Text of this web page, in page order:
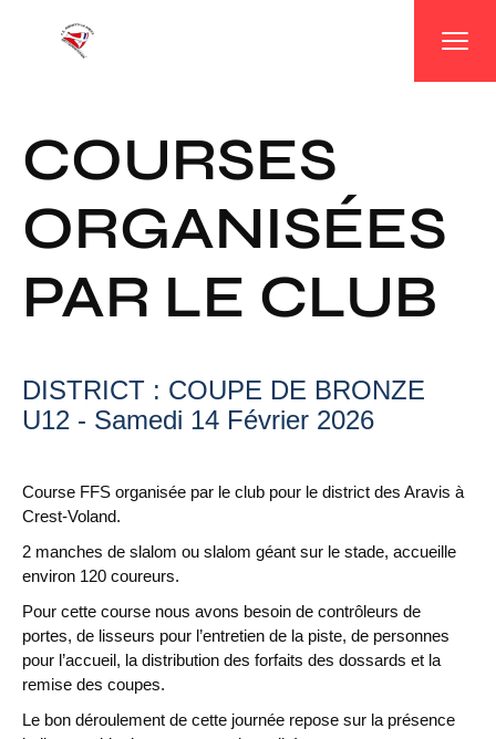
COURSES
ORGANISÉES
PAR LE CLUB
DISTRICT : COUPE DE BRONZE
U12 - Samedi 14 Février 2026
Course FFS organisée par le club pour le district des Aravis à
Crest-Voland.
2 manches de slalom ou slalom géant sur le stade, accueille
environ 120 coureurs.
Pour cette course nous avons besoin de contrôleurs de
portes, de lisseurs pour l’entretien de la piste, de personnes
pour l’accueil, la distribution des forfaits des dossards et la
remise des coupes.
Le bon déroulement de cette journée repose sur la présence